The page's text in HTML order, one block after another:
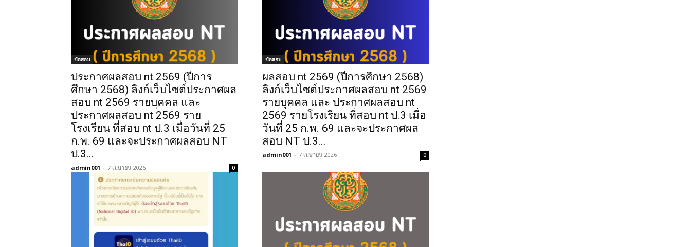
ข้อสอบ
ประกาศผลสอบ nt 2569 (ปีการ
ศึกษา 2568) ลิงก์เว็บไซต์ประกาศผล
สอบ nt 2569 รายบุคคล และ
ประกาศผลสอบ nt 2569 ราย
โรงเรียน ที่สอบ nt ป.3 เมื่อวันที่ 25
ก.พ. 69 และจะประกาศผลสอบ NT
ป.3...
admin001 - 7 เมษายน 2026 0
ข้อสอบ
ผลสอบ nt 2569 (ปีการศึกษา 2568)
ลิงก์เว็บไซต์ประกาศผลสอบ nt 2569
รายบุคคล และ ประกาศผลสอบ nt
2569 รายโรงเรียน ที่สอบ nt ป.3 เมื่อ
วันที่ 25 ก.พ. 69 และจะประกาศผล
สอบ NT ป.3...
admin001 - 7 เมษายน 2026 0